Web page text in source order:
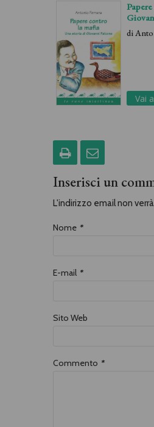
di
Vai
Inserisci un
L'indirizzo email non
Nome *
E-mail *
Sito Web
Commento *